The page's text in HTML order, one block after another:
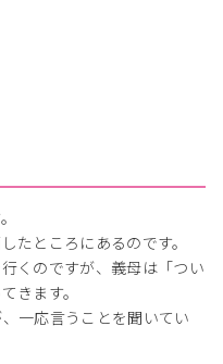
たところにあるのです。
くのですが、義母は「つい
きます。
一応言うことを聞いてい